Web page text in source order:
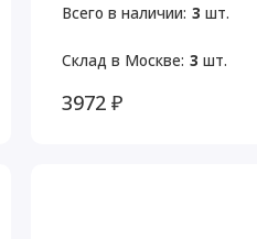
Всего в наличии: 3 шт.
Склад в Москве: 3 шт.
3972 ₽